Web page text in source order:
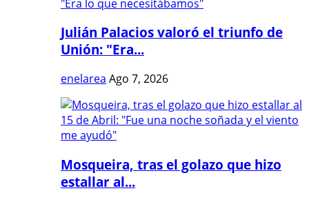
Julián Palacios valoró el triunfo de
Unión: "Era...
enelarea Ago 7, 2026
Mosqueira, tras el golazo que hizo
estallar al...